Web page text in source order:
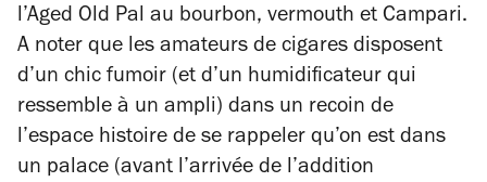
l’Aged Old Pal au bourbon, vermouth et Campari.
A noter que les amateurs de cigares disposent
d’un chic fumoir (et d’un humidificateur qui
ressemble à un ampli) dans un recoin de
l’espace histoire de se rappeler qu’on est dans
un palace (avant l’arrivée de l’addition